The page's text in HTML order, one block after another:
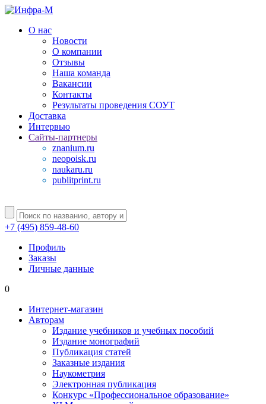
О нас
Новости
О компании
Отзывы
Наша команда
Вакансии
Контакты
Результаты проведения СОУТ
Доставка
Интервью
Сайты-партнеры
znanium.ru
neopoisk.ru
naukaru.ru
publitprint.ru
+7 (495) 859-48-60
Профиль
Заказы
Личные данные
0
Интернет-магазин
Авторам
Издание учебников и учебных пособий
Издание монографий
Публикация статей
Заказные издания
Наукометрия
Электронная публикация
Конкурс «Профессиональное образование»